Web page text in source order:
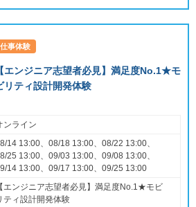
仕事体験
【エンジニア志望者必見】満足度No.1★モ
リティ設計開発体験
ンライン
14 13:00、08/18 13:00、08/22 13:00、
25 13:00、09/03 13:00、09/08 13:00、
14 13:00、09/17 13:00、09/25 13:00
【エンジニア志望者必見】満足度No.1★モビ
ティ設計開発体験